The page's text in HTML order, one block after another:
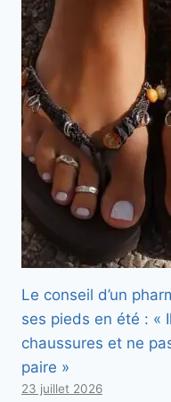
Le conseil d’un
ses pieds en été : «
chaussures et ne
paire »
23 juillet 2026